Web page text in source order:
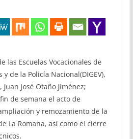
las Escuelas Vocacionales de
y de la Policía Nacional(DIGEV),
Juan José Otaño Jiménez;
de semana el acto de
y remozamiento de la
La Romana, así como el cierre